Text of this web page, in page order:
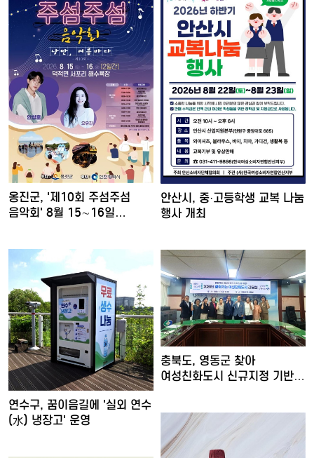
옹진군, '제10회 주섬주섬
음악회' 8월 15∼16일…
안산시, 중·고등학생 교복 나눔
행사 개최
연수구, 꿈이음길에 '실외 연수
(水) 냉장고' 운영
충북도, 영동군 찾아
여성친화도시 신규지정 기반